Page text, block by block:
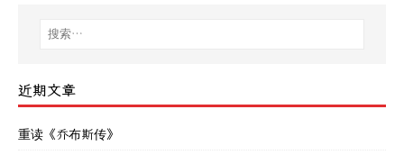
近期文章
重读《乔布斯传》